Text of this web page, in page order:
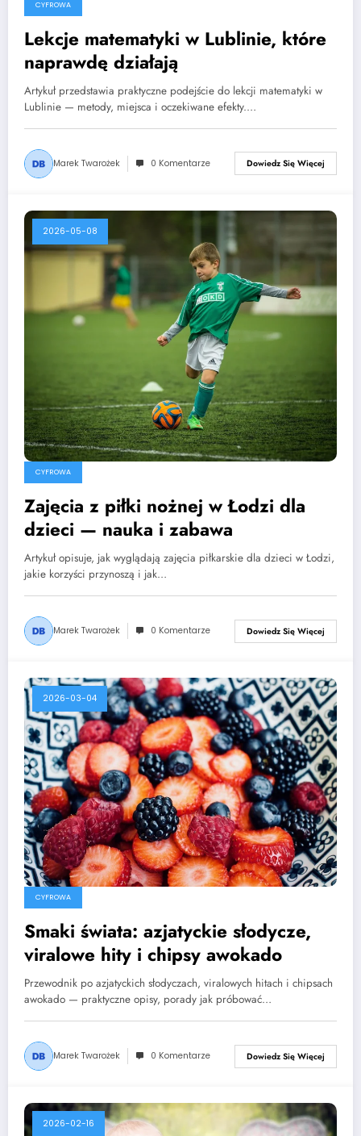
CYFROWA
Lekcje matematyki w Lublinie, które
naprawdę działają
Artykuł przedstawia praktyczne podejście do lekcji matematyki w
Lublinie — metody, miejsca i oczekiwane efekty.…
Marek Twarożek 0 Komentarze Dowiedz Się Więcej
2026-05-08
CYFROWA
Zajęcia z piłki nożnej w Łodzi dla
dzieci — nauka i zabawa
Artykuł opisuje, jak wyglądają zajęcia piłkarskie dla dzieci w Łodzi,
jakie korzyści przynoszą i jak…
Marek Twarożek 0 Komentarze Dowiedz Się Więcej
2026-03-04
CYFROWA
Smaki świata: azjatyckie słodycze,
viralowe hity i chipsy awokado
Przewodnik po azjatyckich słodyczach, viralowych hitach i chipsach
awokado — praktyczne opisy, porady jak próbować…
Marek Twarożek 0 Komentarze Dowiedz Się Więcej
2026-02-16